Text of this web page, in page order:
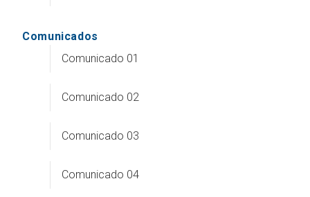
Comunicados
Comunicado 01
Comunicado 02
Comunicado 03
Comunicado 04